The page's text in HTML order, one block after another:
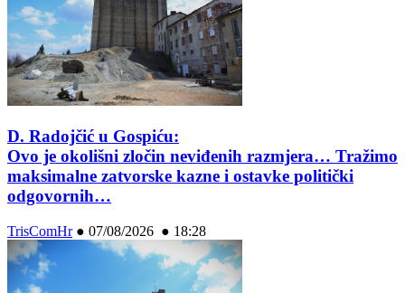
D. Radojčić u Gospiću:
Ovo je okolišni zločin neviđenih razmjera… Tražimo
maksimalne zatvorske kazne i ostavke politički
odgovornih…
TrisComHr● 07/08/2026 ● 18:28